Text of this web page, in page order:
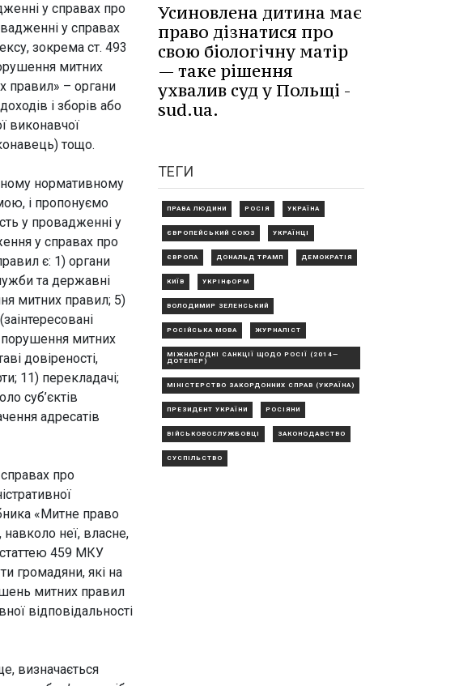
у справах про
у справах
зокрема ст. 493
митних
правил» – органи
і зборів або
виконавчої
тощо.
нормативному
і пропонуємо
у провадженні у
у справах про
є: 1) органи
та державні
митних правил; 5)
порушення митних
довіреності,
11) перекладачі;
суб’єктів
адресатів
про
«Митне право
неї, власне,
статтею 459 МКУ
громадяни, які на
митних правил
відповідальності
визначається
Усиновлена дитина має
право дізнатися про
свою біологічну матір
— таке рішення
ухвалив суд у Польщі -
sud.ua.
ТЕГИ
ПРАВА ЛЮДИНИ РОСІЯ УКРАЇНА
ЄВРОПЕЙСЬКИЙ СОЮЗ УКРАЇНЦІ
ЄВРОПА ДОНАЛЬД ТРАМП ДЕМОКРАТІЯ
КИЇВ УКРІНФОРМ
ВОЛОДИМИР ЗЕЛЕНСЬКИЙ
РОСІЙСЬКА МОВА ЖУРНАЛІСТ
МІЖНАРОДНІ САНКЦІЇ ЩОДО РОСІЇ (2014—
ДОТЕПЕР)
МІНІСТЕРСТВО ЗАКОРДОННИХ СПРАВ (УКРАЇНА)
ПРЕЗИДЕНТ УКРАЇНИ РОСІЯНИ
ВІЙСЬКОВОСЛУЖБОВЦІ ЗАКОНОДАВСТВО
СУСПІЛЬСТВО